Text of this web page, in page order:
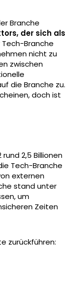
Branche
der sich als
Branche
nicht zu
zwischen
die Branche zu.
doch ist
2,5 Billionen
Tech-Branche
externen
stand unter
um
Zeiten
zurückführen: